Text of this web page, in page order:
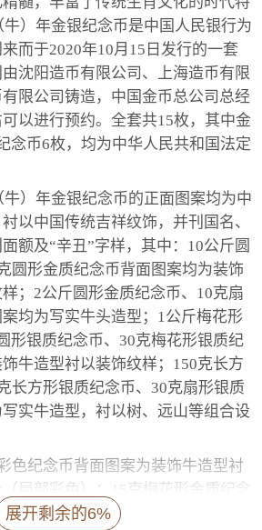
牛）年金银纪念币是中国人民银行为
而于2020年10月15日发行的一套
沈阳造币有限公司、上海造币有限
限公司铸造，中国金币总公司总经
以进行预约。全套共15枚，其中金
念币6枚，均为中华人民共和国法定
牛）年金银纪念币的正面图案均为中
以中国传统吉祥纹饰，并刊国名、
额及“辛丑”字样，其中：10公斤圆
圆形金质纪念币背面图案均为装饰
；2公斤圆形金质纪念币、10克扇
均为写实牛头造型；1公斤梅花形
形银质纪念币、30克梅花形银质纪
牛造型衬以装饰纹样；150克长方
长方形银质纪念币、30克扇形银质
实牛造型，衬以树、远山等组合设
色纪念币背面图案为装饰牛造型衬
局部彩色）；15克梅花形金质纪念
型；3克圆形金质彩色纪念币、30
展开剩余的6%